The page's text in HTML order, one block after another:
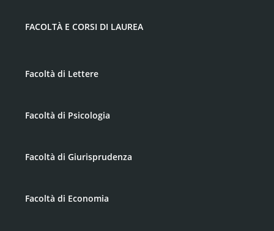
FACOLTÀ E CORSI DI LAUREA
Facoltà di Lettere
Facoltà di Psicologia
Facoltà di Giurisprudenza
Facoltà di Economia